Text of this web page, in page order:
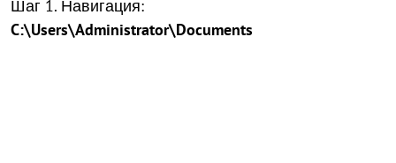
Шаг 1. Навигация:
C:\Users\Administrator\Documents